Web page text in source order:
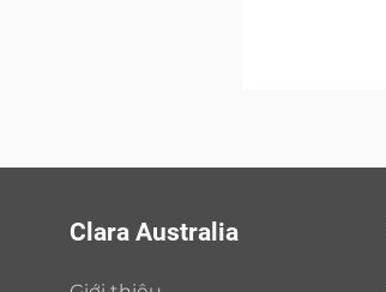
Clara Australia